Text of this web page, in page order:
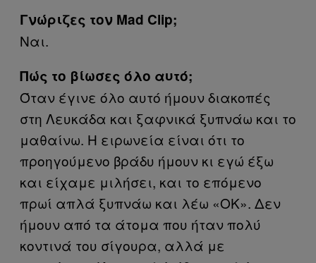
Γνώριζες τον Mad Clip;
Ναι.
Πώς το βίωσες όλο αυτό;
Όταν έγινε όλο αυτό ήμουν διακοπές
στη Λευκάδα και ξαφνικά ξυπνάω και το
μαθαίνω. Η ειρωνεία είναι ότι το
προηγούμενο βράδυ ήμουν κι εγώ έξω
και είχαμε μιλήσει, και το επόμενο
πρωί απλά ξυπνάω και λέω «ΟΚ». Δεν
ήμουν από τα άτομα που ήταν πολύ
κοντινά του σίγουρα, αλλά με